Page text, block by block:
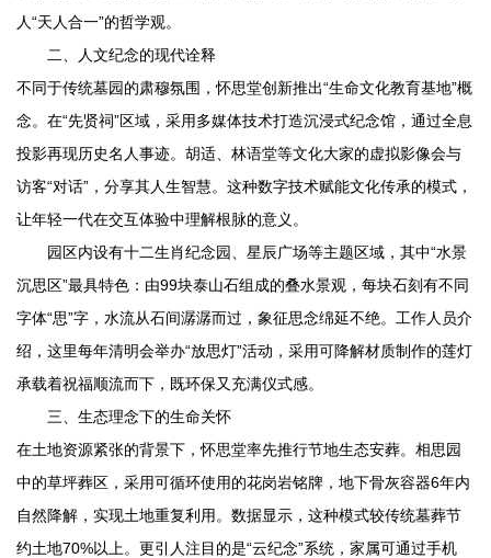
人“天人合一”的哲学观。
二、人文纪念的现代诠释
不同于传统墓园的肃穆氛围，怀思堂创新推出“生命文化教育基地”概
念。在“先贤祠”区域，采用多媒体技术打造沉浸式纪念馆，通过全息
投影再现历史名人事迹。胡适、林语堂等文化大家的虚拟影像会与
访客“对话”，分享其人生智慧。这种数字技术赋能文化传承的模式，
让年轻一代在交互体验中理解根脉的意义。
园区内设有十二生肖纪念园、星辰广场等主题区域，其中“水景
沉思区”最具特色：由99块泰山石组成的叠水景观，每块石刻有不同
字体“思”字，水流从石间潺潺而过，象征思念绵延不绝。工作人员介
绍，这里每年清明会举办“放思灯”活动，采用可降解材质制作的莲灯
承载着祝福顺流而下，既环保又充满仪式感。
三、生态理念下的生命关怀
在土地资源紧张的背景下，怀思堂率先推行节地生态安葬。相思园
中的草坪葬区，采用可循环使用的花岗岩铭牌，地下骨灰容器6年内
自然降解，实现土地重复利用。数据显示，这种模式较传统墓葬节
约土地70%以上。更引人注目的是“云纪念”系统，家属可通过手机